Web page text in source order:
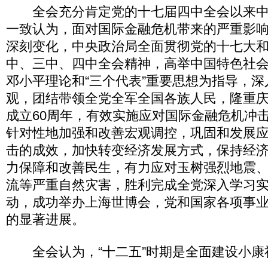
全会充分肯定党的十七届四中全会以来
一致认为，面对国际金融危机带来的严重影
深刻变化，中央政治局全面贯彻党的十七大
中、三中、四中全会精神，高举中国特色社
邓小平理论和“三个代表”重要思想为指导，
观，团结带领全党全军全国各族人民，隆重
成立60周年，有效实施应对国际金融危机冲
针对性地加强和改善宏观调控，巩固和发展
击的成效，加快转变经济发展方式，保持经
力保障和改善民生，有力应对玉树强烈地震
流等严重自然灾害，胜利完成全党深入学习
动，成功举办上海世博会，党和国家各项事
的显著进展。
全会认为，“十二五”时期是全面建设小康